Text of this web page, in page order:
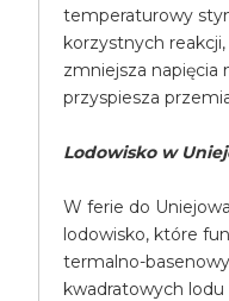
temperaturowy
korzystnych
zmniejsza napięcia
przyspiesza
Lodowisko w
W ferie do
lodowisko, które
termalno-
kwadratowych lodu